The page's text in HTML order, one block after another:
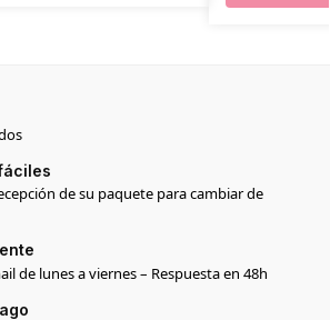
de su paquete para cambiar de
de lunes a viernes – Respuesta en 48h